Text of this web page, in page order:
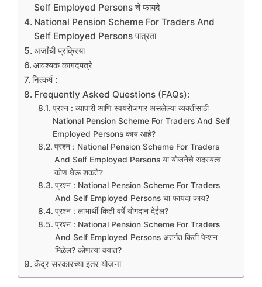
Self Employed Persons चे फायदे
National Pension Scheme For Traders And
Self Employed Persons पात्रता
अर्जांची प्रक्रिया
आवश्यक कागदपत्रे
नित्कर्ष :
Frequently Asked Questions (FAQs):
प्रश्न : व्यापारी आणि स्वयंरोजगार असलेल्या व्यक्तींसाठी
National Pension Scheme For Traders And Self
Employed Persons काय आहे?
प्रश्न : National Pension Scheme For Traders
And Self Employed Persons या योजनेचे सदस्यत्व
कोण घेऊ शकते?
प्रश्न : National Pension Scheme For Traders
And Self Employed Persons चा फायदा काय?
प्रश्न : लाभार्थी किती वर्षे योगदान देईल?
प्रश्न : National Pension Scheme For Traders
And Self Employed Persons अंतर्गत किती पेन्शन
मिळेल? कोणत्या वयात?
केंद्र सरकारच्या इतर योजना